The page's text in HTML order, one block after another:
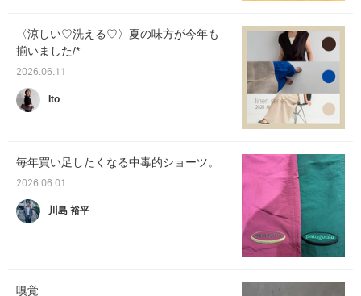
〈涼しい♡洗える♡〉夏の味方が今年も
揃いました/*
2026.06.11
Ito
毎年買い足したくなる中毒的ショーツ。
2026.06.01
川島 裕平
嗅覚